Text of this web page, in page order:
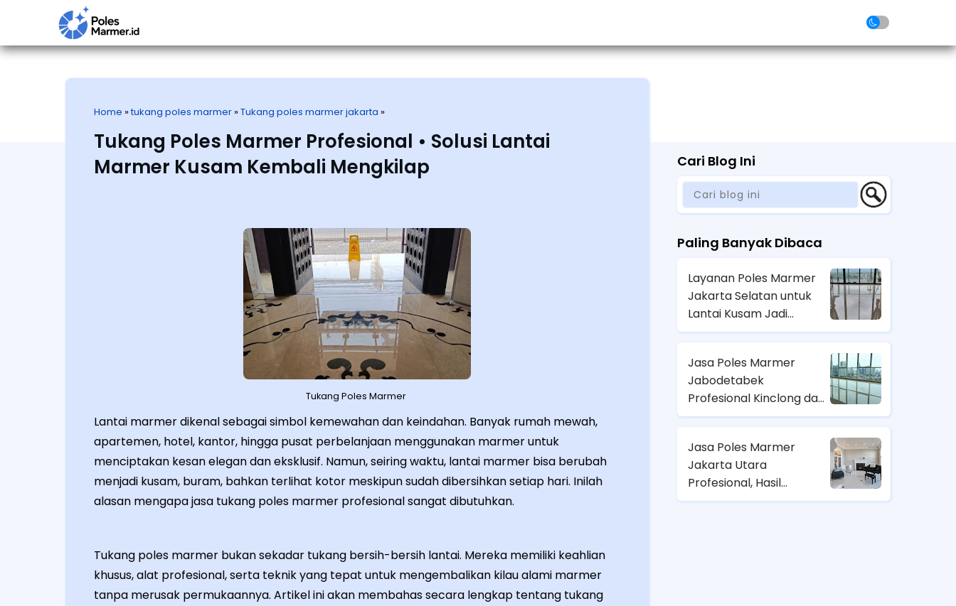
Home »tukang poles marmer »Tukang poles marmer jakarta »
Tukang Poles Marmer Profesional • Solusi Lantai
Marmer Kusam Kembali Mengkilap
Tukang Poles Marmer
Lantai marmer dikenal sebagai simbol kemewahan dan keindahan. Banyak rumah mewah,
apartemen, hotel, kantor, hingga pusat perbelanjaan menggunakan marmer untuk
menciptakan kesan elegan dan eksklusif. Namun, seiring waktu, lantai marmer bisa berubah
menjadi kusam, buram, bahkan terlihat kotor meskipun sudah dibersihkan setiap hari. Inilah
alasan mengapa jasa tukang poles marmer profesional sangat dibutuhkan.
Tukang poles marmer bukan sekadar tukang bersih-bersih lantai. Mereka memiliki keahlian
khusus, alat profesional, serta teknik yang tepat untuk mengembalikan kilau alami marmer
tanpa merusak permukaannya. Artikel ini akan membahas secara lengkap tentang tukang
Cari Blog Ini
Paling Banyak Dibaca
Layanan Poles Marmer
Jakarta Selatan untuk
Lantai Kusam Jadi
Mengkilap
Jasa Poles Marmer
Jabodetabek
Profesional Kinclong dan
Awet
Jasa Poles Marmer
Jakarta Utara
Profesional, Hasil
Kinclong untuk Rumah,